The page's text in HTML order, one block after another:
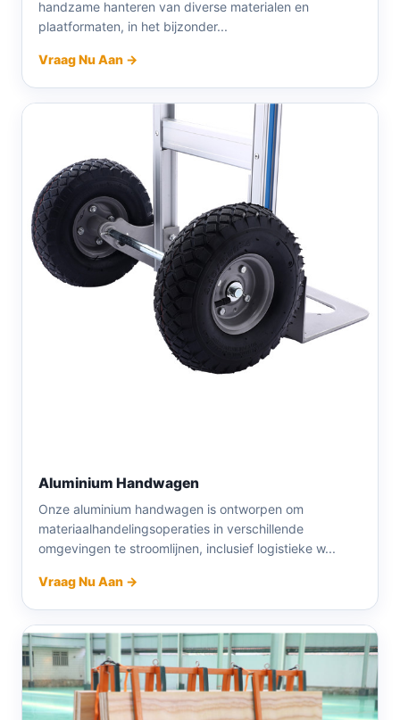
handzame hanteren van diverse materialen en
plaatformaten, in het bijzonder...
Vraag Nu Aan →
Aluminium Handwagen
Onze aluminium handwagen is ontworpen om
materiaalhandelingsoperaties in verschillende
omgevingen te stroomlijnen, inclusief logistieke w...
Vraag Nu Aan →